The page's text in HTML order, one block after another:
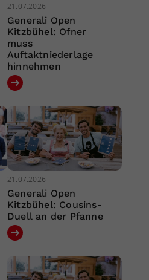
21.07.2026
Generali Open
Kitzbühel: Ofner
muss
Auftaktniederlage
hinnehmen
21.07.2026
Generali Open
Kitzbühel: Cousins-
Duell an der Pfanne